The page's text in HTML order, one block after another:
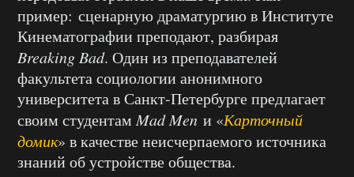
пример: сценарную драматургию в Институте
Кинематографии преподают, разбирая
Breaking Bad. Один из преподавателей
факультета социологии анонимного
университета в Санкт-Петербурге предлагает
своим студентамMad Men и «Карточный
домик» в качестве неисчерпаемого источника
знаний об устройстве общества.